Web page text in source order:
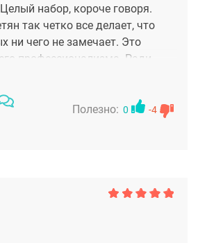
набор, короче говоря.
так четко все делает, что
ни чего не замечает. Это
профессионализма. Ради
в Москву из другого города
многим моим подругам
"красоту" творили, что без
Полезно: 0 -4